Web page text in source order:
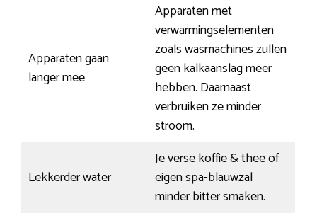
Apparaten gaan
langer mee
Apparaten met
verwarmingselementen
zoals wasmachines zullen
geen kalkaanslag meer
hebben. Daarnaast
verbruiken ze minder
stroom.
Lekkerder water
Je verse koffie & thee of
eigen spa-blauwzal
minder bitter smaken.